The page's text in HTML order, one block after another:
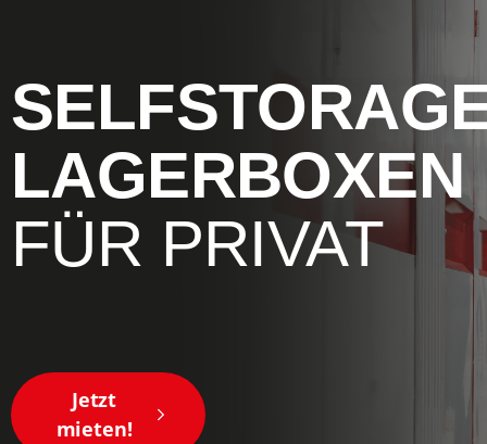
LAGERBOXEN
FÜR PRIVAT
Jetzt
mieten!